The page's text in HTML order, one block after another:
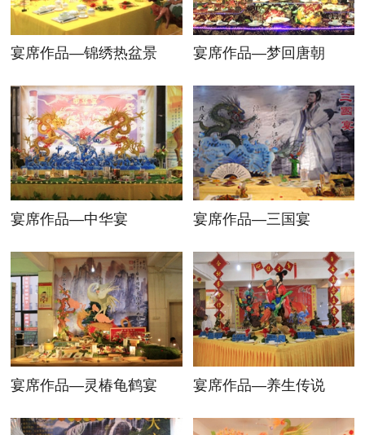
宴席作品—锦绣热盆景 宴席作品—梦回唐朝
宴席作品—中华宴 宴席作品—三国宴
宴席作品—灵椿龟鹤宴 宴席作品—养生传说